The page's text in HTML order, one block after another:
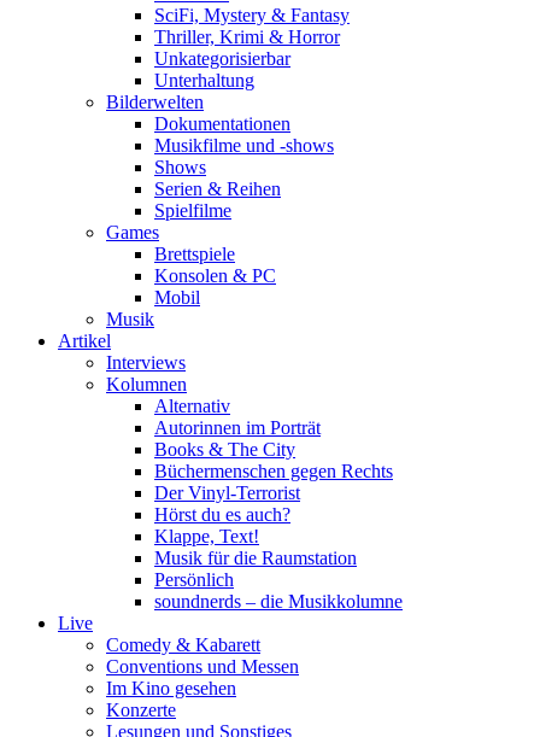
SciFi, Mystery & Fantasy
Thriller, Krimi & Horror
Unkategorisierbar
Unterhaltung
Bilderwelten
Dokumentationen
Musikfilme und -shows
Shows
Serien & Reihen
Spielfilme
Games
Brettspiele
Konsolen & PC
Mobil
Musik
Artikel
Interviews
Kolumnen
Alternativ
Autorinnen im Porträt
Books & The City
Büchermenschen gegen Rechts
Der Vinyl-Terrorist
Hörst du es auch?
Klappe, Text!
Musik für die Raumstation
Persönlich
soundnerds – die Musikkolumne
Live
Comedy & Kabarett
Conventions und Messen
Im Kino gesehen
Konzerte
Lesungen und Sonstiges